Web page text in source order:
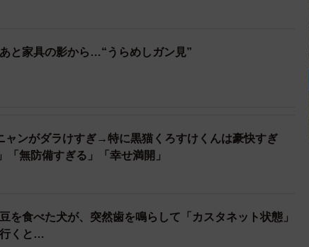
あと家具の影から…“うらめしガン見”
ャンがダラけすぎ→特に黒猫くろすけくんは豪快すぎ
無防備すぎる」「幸せ満開」
を食べた犬が、突然歯を鳴らして「カスタネット状態」
くと…